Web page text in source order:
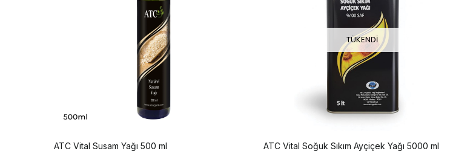
ATC Vital Susam Yağı 500 ml
TÜKENDI
ATC Vital Soğuk Sıkım Ayçiçek Yağı 5000 ml